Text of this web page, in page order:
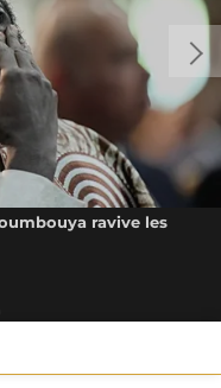
ravive les